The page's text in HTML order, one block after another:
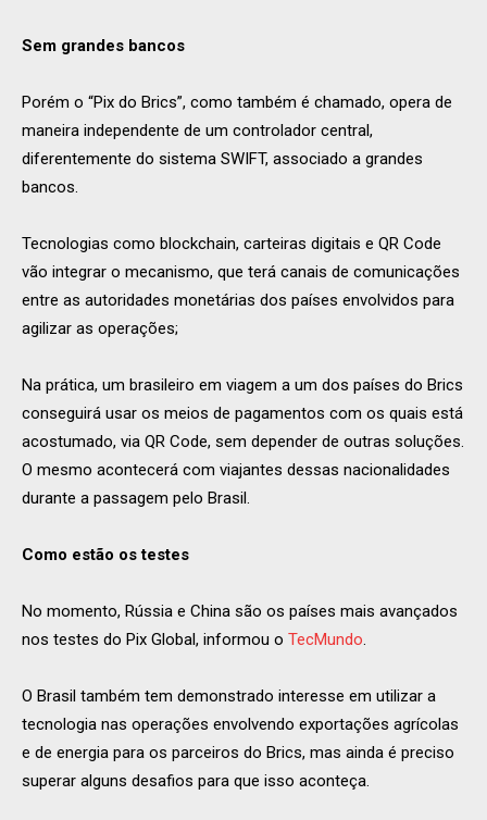
Sem grandes bancos
Porém o “Pix do Brics”, como também é chamado, opera de
maneira independente de um controlador central,
diferentemente do sistema SWIFT, associado a grandes
bancos.
Tecnologias como blockchain, carteiras digitais e QR Code
vão integrar o mecanismo, que terá canais de comunicações
entre as autoridades monetárias dos países envolvidos para
agilizar as operações;
Na prática, um brasileiro em viagem a um dos países do Brics
conseguirá usar os meios de pagamentos com os quais está
acostumado, via QR Code, sem depender de outras soluções.
O mesmo acontecerá com viajantes dessas nacionalidades
durante a passagem pelo Brasil.
Como estão os testes
No momento, Rússia e China são os países mais avançados
nos testes do Pix Global, informou o TecMundo.
O Brasil também tem demonstrado interesse em utilizar a
tecnologia nas operações envolvendo exportações agrícolas
e de energia para os parceiros do Brics, mas ainda é preciso
superar alguns desafios para que isso aconteça.